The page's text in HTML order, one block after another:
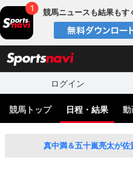
競馬ニュースも結果もす
ログイン
競馬トップ 日程・結果 動
真中満＆五十嵐亮太が佐